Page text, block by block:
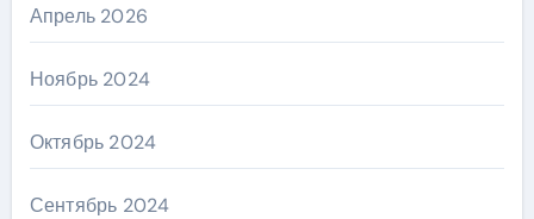
Апрель 2026
Ноябрь 2024
Октябрь 2024
Сентябрь 2024